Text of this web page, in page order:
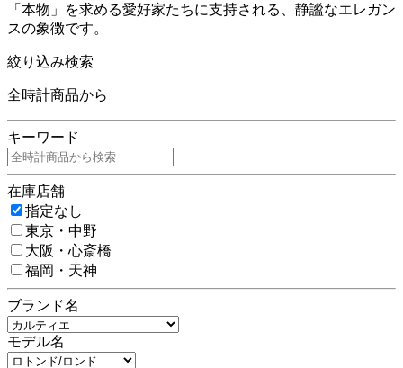
「本物」を求める愛好家たちに支持される、静謐なエレガン
スの象徴です。
絞り込み検索
全時計商品から
キーワード
在庫店舗
指定なし
東京・中野
大阪・心斎橋
福岡・天神
ブランド名
モデル名